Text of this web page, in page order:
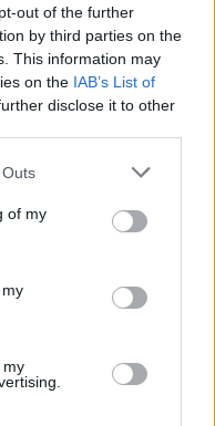
out of the further
by third parties on the
This information may
on the IAB’s List of
disclose it to other
of my
my